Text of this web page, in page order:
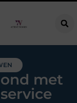
met